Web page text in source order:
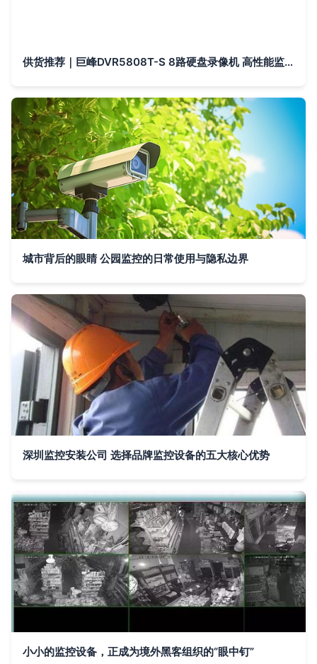
供货推荐｜巨峰DVR5808T-S 8路硬盘录像机 高性能监控新标杆
城市背后的眼睛 公园监控的日常使用与隐私边界
深圳监控安装公司 选择品牌监控设备的五大核心优势
小小的监控设备，正成为境外黑客组织的“眼中钉”